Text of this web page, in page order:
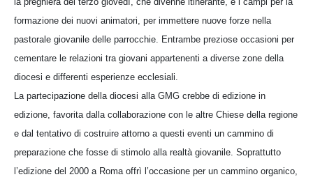
formazione dei nuovi animatori, per immettere nuove forze nella
pastorale giovanile delle parrocchie. Entrambe preziose occasioni per
cementare le relazioni tra giovani appartenenti a diverse zone della
diocesi e differenti esperienze ecclesiali.
La partecipazione della diocesi alla GMG crebbe di edizione in
edizione, favorita dalla collaborazione con le altre Chiese della regione
e dal tentativo di costruire attorno a questi eventi un cammino di
preparazione che fosse di stimolo alla realtà giovanile. Soprattutto
l’edizione del 2000 a Roma offrì l’occasione per un cammino organico,